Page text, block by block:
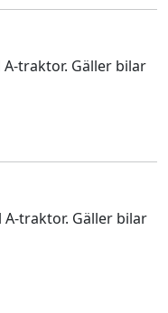
traktor. Gäller bilar
A-traktor. Gäller bilar